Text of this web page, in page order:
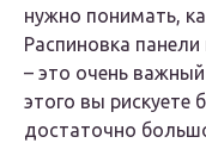
нужно понимать,
Распиновка
– это очень
этого вы рискуете
достаточно